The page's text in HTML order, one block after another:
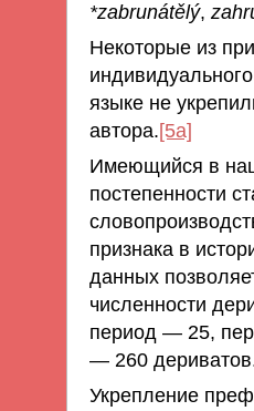
*zabrunátělý,
Некоторые из
языке не
автора.[5a]
Имеющийся в
постепенности
признака в
данных
численности
период — 25,
— 260
Укрепление